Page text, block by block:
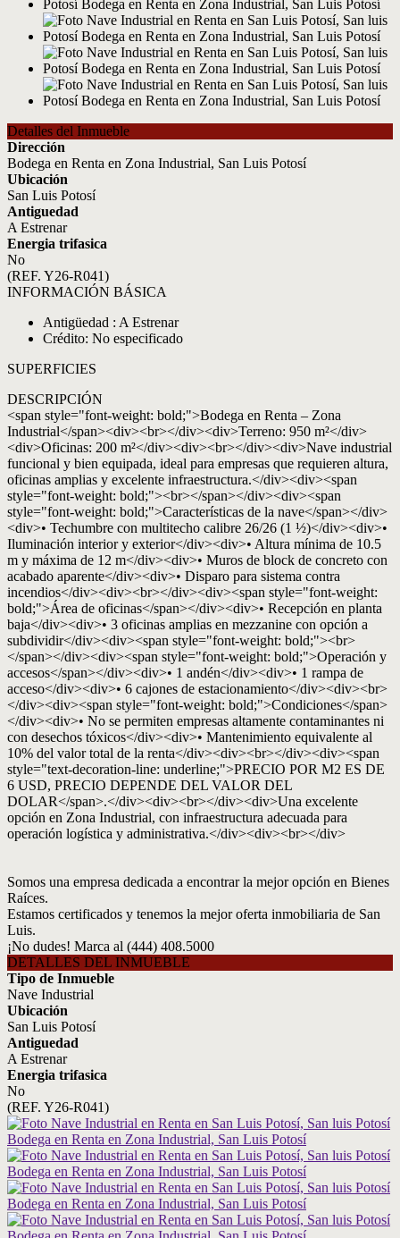
Detalles del Inmueble
Dirección
Bodega en Renta en Zona Industrial, San Luis Potosí
Ubicación
San Luis Potosí
Antiguedad
A Estrenar
Energia trifasica
No
(REF. Y26-R041)
INFORMACIÓN BÁSICA
Antigüedad : A Estrenar
Crédito: No especificado
SUPERFICIES
DESCRIPCIÓN
<span style="font-weight: bold;">Bodega en Renta – Zona
Industrial</span><div><br></div><div>Terreno: 950 m²</div>
<div>Oficinas: 200 m²</div><div><br></div><div>Nave industrial
funcional y bien equipada, ideal para empresas que requieren altura,
oficinas amplias y excelente infraestructura.</div><div><span
style="font-weight: bold;"><br></span></div><div><span
style="font-weight: bold;">Características de la nave</span></div>
<div>• Techumbre con multitecho calibre 26/26 (1 ½)</div><div>•
Iluminación interior y exterior</div><div>• Altura mínima de 10.5
m y máxima de 12 m</div><div>• Muros de block de concreto con
acabado aparente</div><div>• Disparo para sistema contra
incendios</div><div><br></div><div><span style="font-weight:
bold;">Área de oficinas</span></div><div>• Recepción en planta
baja</div><div>• 3 oficinas amplias en mezzanine con opción a
subdividir</div><div><span style="font-weight: bold;"><br>
</span></div><div><span style="font-weight: bold;">Operación y
accesos</span></div><div>• 1 andén</div><div>• 1 rampa de
acceso</div><div>• 6 cajones de estacionamiento</div><div><br>
</div><div><span style="font-weight: bold;">Condiciones</span>
</div><div>• No se permiten empresas altamente contaminantes ni
con desechos tóxicos</div><div>• Mantenimiento equivalente al
10% del valor total de la renta</div><div><br></div><div><span
style="text-decoration-line: underline;">PRECIO POR M2 ES DE
6 USD, PRECIO DEPENDE DEL VALOR DEL
DOLAR</span>.</div><div><br></div><div>Una excelente
opción en Zona Industrial, con infraestructura adecuada para
operación logística y administrativa.</div><div><br></div>
Somos una empresa dedicada a encontrar la mejor opción en Bienes
Raíces.
Estamos certificados y tenemos la mejor oferta inmobiliaria de San
Luis.
¡No dudes! Marca al (444) 408.5000
DETALLES DEL INMUEBLE
Tipo de Inmueble
Nave Industrial
Ubicación
San Luis Potosí
Antiguedad
A Estrenar
Energia trifasica
No
(REF. Y26-R041)